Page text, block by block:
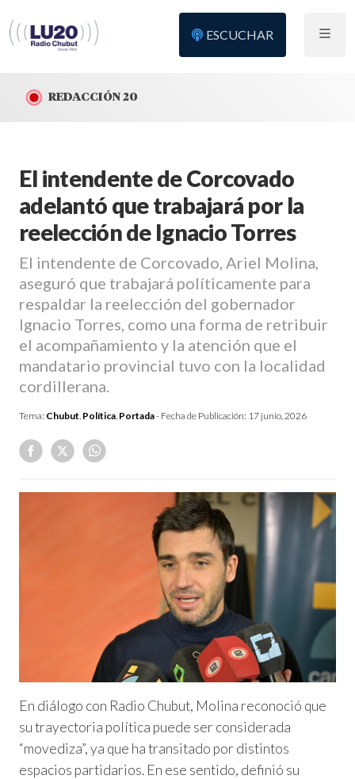
ESCUCHAR
REDACCIÓN 20
El intendente de Corcovado
adelantó que trabajará por la
reelección de Ignacio Torres
El intendente de Corcovado, Ariel Molina,
aseguró que trabajará políticamente para
respaldar la reelección del gobernador
Ignacio Torres, como una forma de retribuir
el acompañamiento y la atención que el
mandatario provincial tuvo con la localidad
cordillerana.
Tema: Chubut, Política, Portada- Fecha de Publicación: 17 junio, 2026
En diálogo con Radio Chubut, Molina reconoció que
su trayectoria política puede ser considerada
“movediza”, ya que ha transitado por distintos
espacios partidarios. En ese sentido, definió su